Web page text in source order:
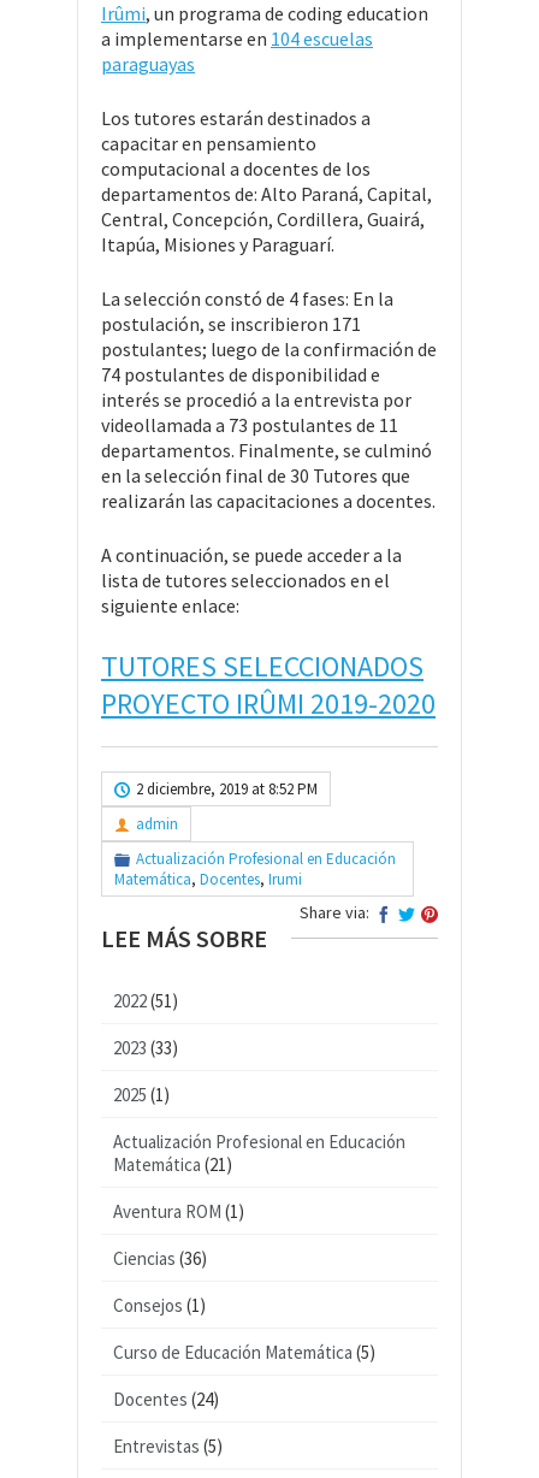
Irûmi, un programa de coding education
a implementarse en 104 escuelas
paraguayas
Los tutores estarán destinados a
capacitar en pensamiento
computacional a docentes de los
departamentos de: Alto Paraná, Capital,
Central, Concepción, Cordillera, Guairá,
Itapúa, Misiones y Paraguarí.
La selección constó de 4 fases: En la
postulación, se inscribieron 171
postulantes; luego de la confirmación de
74 postulantes de disponibilidad e
interés se procedió a la entrevista por
videollamada a 73 postulantes de 11
departamentos. Finalmente, se culminó
en la selección final de 30 Tutores que
realizarán las capacitaciones a docentes.
A continuación, se puede acceder a la
lista de tutores seleccionados en el
siguiente enlace:
TUTORES SELECCIONADOS
PROYECTO IRÛMI 2019-2020
2 diciembre, 2019 at 8:52 PM
admin
Actualización Profesional en Educación
Matemática, Docentes, Irumi
Share via:
LEE MÁS SOBRE
2022(51)
2023 (33)
2025 (1)
Actualización Profesional en Educación
Matemática (21)
Aventura ROM (1)
Ciencias (36)
Consejos (1)
Curso de Educación Matemática (5)
Docentes (24)
Entrevistas (5)